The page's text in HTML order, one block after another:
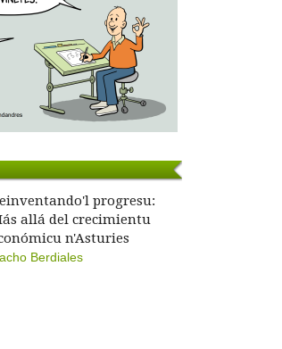
progresu:
allá del crecimientu
n'Asturies
Berdiales